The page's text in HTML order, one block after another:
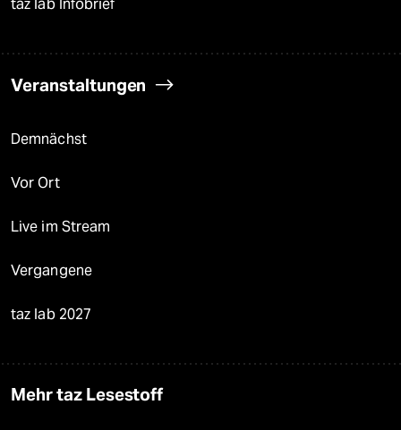
taz lab Infobrief
Veranstaltungen
Demnächst
Vor Ort
Live im Stream
Vergangene
taz lab 2027
Mehr taz Lesestoff